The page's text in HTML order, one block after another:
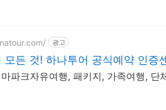
광고
모든 것! 하나투어 공식예약 인증
파크자유여행, 패키지, 가족여행, 단